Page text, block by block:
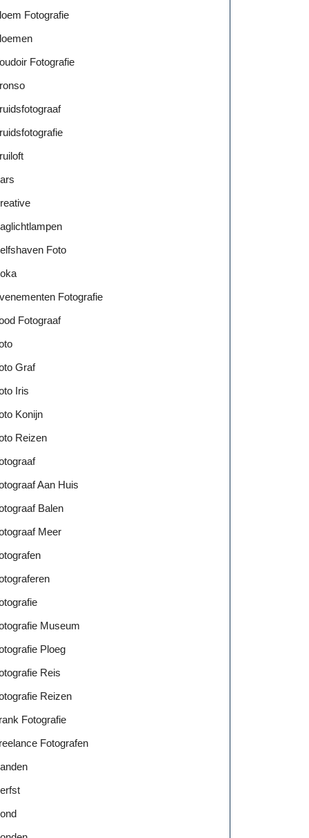
Fotografie
Fotografie
Foto
Fotografie
Fotograaf
Graf
Iris
Konijn
Reizen
Aan Huis
Balen
Meer
Museum
Ploeg
Reis
Reizen
Fotografie
Fotografen